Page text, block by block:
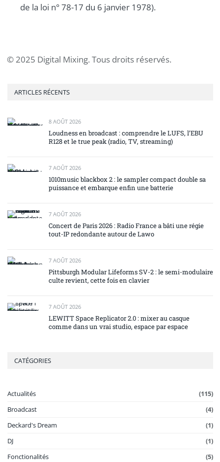
de la loi n° 78-17 du 6 janvier 1978).
© 2025 Digital Mixing. Tous droits réservés.
ARTICLES RÉCENTS
8 AOÛT 2026
Loudness en broadcast : comprendre le LUFS, l’EBU
R128 et le true peak (radio, TV, streaming)
7 AOÛT 2026
1010music blackbox 2 : le sampler compact double sa
puissance et embarque enfin une batterie
7 AOÛT 2026
Concert de Paris 2026 : Radio France a bâti une régie
tout-IP redondante autour de Lawo
7 AOÛT 2026
Pittsburgh Modular Lifeforms SV-2 : le semi-modulaire
culte revient, cette fois en clavier
7 AOÛT 2026
LEWITT Space Replicator 2.0 : mixer au casque
comme dans un vrai studio, espace par espace
CATÉGORIES
Actualités
(115)
Broadcast
(4)
Deckard's Dream
(1)
DJ
(1)
Fonctionalités
(5)